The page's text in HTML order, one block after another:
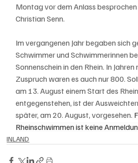
Montag vor dem Anlass
Christian Senn.
Im vergangenen Jahr begaben sich
Schwimmer und Schwimmerinnen
Sonnenschein in den Rhein. In
Zuspruch waren es auch nur 800.
am 13. August einem Start des
entgegenstehen, ist der
später, am 20. August, vorgesehen.
Rheinschwimmen ist keine
INLAND